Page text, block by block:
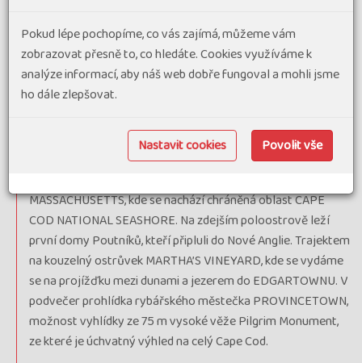
Kennedy Plaza si prohlédneme městskou radnici s
tmavomodrým stropem s hvězdami, dále bývalé nádraží
Union Station z r. 1898 nebo koloniální domy ve čtvrti
College Hill, na kopci Rhode Island Statehouse z bílého
mramoru s obrovskou kupolí (4. největší na světě), večer
můžeme věnovat nákupům v nejstarším uzavřeném
nákupním centru v USA z r. 1828 - WESTMINSTER ARCADE.
MASSACHUSETTS, kde se nachází chráněná oblast CAPE
COD NATIONAL SEASHORE. Na zdejším poloostrově leží
první domy Poutníků, kteří připluli do Nové Anglie. Trajektem
na kouzelný ostrůvek MARTHA’S VINEYARD, kde se vydáme
se na projížďku mezi dunami a jezerem do EDGARTOWNU. V
podvečer prohlídka rybářského městečka PROVINCETOWN,
možnost vyhlídky ze 75 m vysoké věže Pilgrim Monument,
ze které je úchvatný výhled na celý Cape Cod.
Pokud lépe pochopíme, co vás zajímá, můžeme vám
zobrazovat přesně to, co hledáte. Cookies využíváme k
analýze informací, aby náš web dobře fungoval a mohli jsme
ho dále zlepšovat.
Nastavit cookies Povolit vše